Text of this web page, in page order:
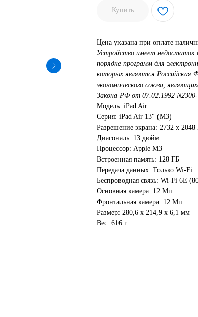
Купить
Цена указана при оплате
Устройство имеет недостаток
порядке программ для
которых являются Российская
экономического союза,
Закона РФ от 07.02.1992
Модель: iPad Air
Серия: iPad Air 13" (M3)
Разрешение экрана: 2732 x
Диагональ: 13 дюйм
Процессор: Apple M3
Встроенная память: 128 ГБ
Передача данных: Только Wi-Fi
Беспроводная связь: Wi-Fi 6E
Основная камера: 12 Мп
Фронтальная камера: 12 Мп
Размер: 280,6 x 214,9 x 6,1 мм
Вес: 616 г